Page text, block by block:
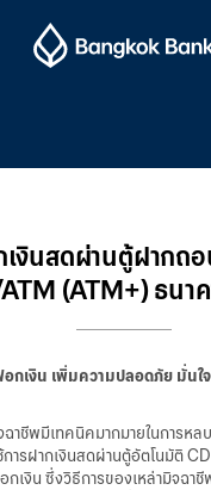
ระเทศ
เทพ
เงินสดผ่านตู้ฝากถ
(ATM+) ธนา
กเงิน เพิ่มความปลอดภัย มั่นใ
ฉาชีพมีเทคนิคมากมายในการห
การฝากเงินสดผ่านตู้อัตโนมัติ
กเงิน ซึ่งวิธีการของเหล่ามิจฉา